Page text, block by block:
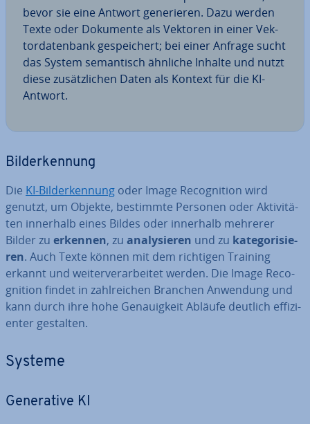
bevor sie eine Antwort ge­ne­rie­ren. Dazu werden
Texte oder Dokumente als Vektoren in einer Vek­
tor­da­ten­bank ge­spei­chert; bei einer Anfrage sucht
das System se­man­tisch ähnliche Inhalte und nutzt
diese zu­sätz­li­chen Daten als Kontext für die KI-
Antwort.
Bil­der­ken­nung
Die KI-Bil­der­ken­nung oder Image Re­co­gni­ti­on wird
genutzt, um Objekte, bestimmte Personen oder Ak­ti­vi­tä­
ten innerhalb eines Bildes oder innerhalb mehrerer
Bilder zu erkennen, zu ana­ly­sie­ren und zu ka­te­go­ri­sie­
ren. Auch Texte können mit dem richtigen Training
erkannt und wei­ter­ver­ar­bei­tet werden. Die Image Re­co­
gni­ti­on findet in zahl­rei­chen Branchen Anwendung und
kann durch ihre hohe Ge­nau­ig­keit Abläufe deutlich ef­fi­zi­
en­ter gestalten.
Systeme
Ge­ne­ra­ti­ve KI